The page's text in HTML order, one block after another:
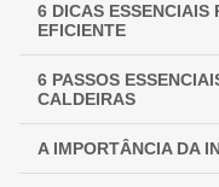
6 DICAS ESSENCIAIS
EFICIENTE
6 PASSOS
CALDEIRAS
A IMPORTÂNCIA DA